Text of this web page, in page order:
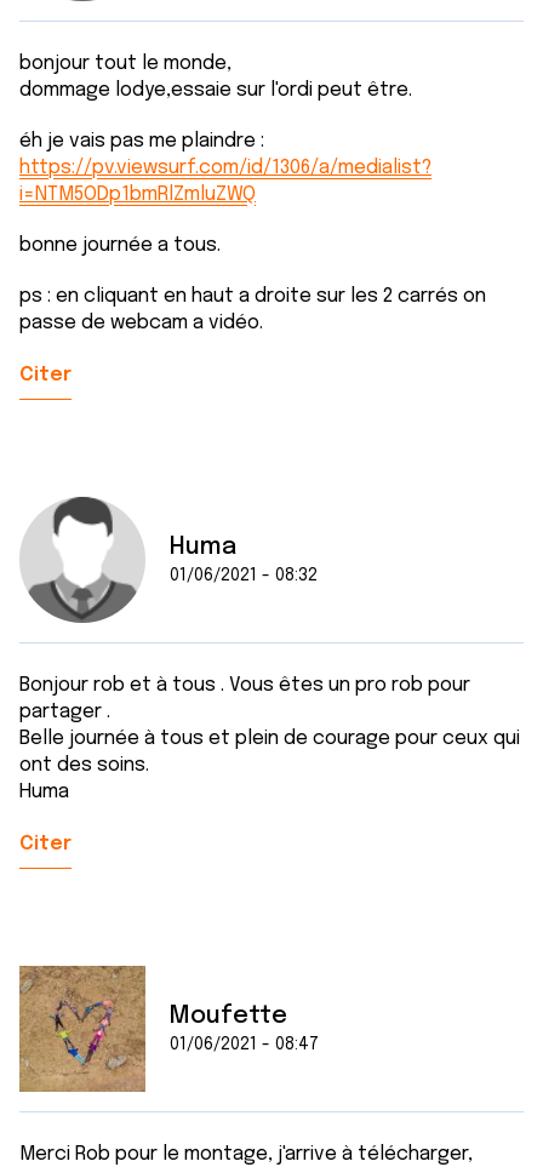
bonjour tout le monde,
dommage lodye,essaie sur l'ordi peut être.
éh je vais pas me plaindre :
https://pv.viewsurf.com/id/1306/a/medialist?
i=NTM5ODp1bmRlZmluZWQ
bonne journée a tous.
ps : en cliquant en haut a droite sur les 2 carrés on
passe de webcam a vidéo.
Citer
Huma
01/06/2021 - 08:32
Bonjour rob et à tous . Vous êtes un pro rob pour
partager .
Belle journée à tous et plein de courage pour ceux qui
ont des soins.
Huma
Citer
Moufette
01/06/2021 - 08:47
Merci Rob pour le montage, j'arrive à télécharger,